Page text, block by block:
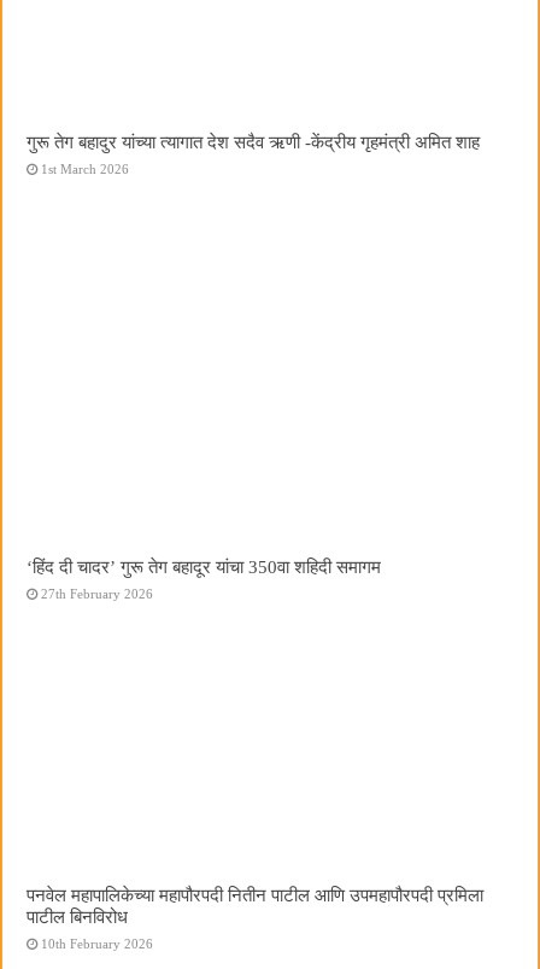
गुरू तेग बहादुर यांच्या त्यागात देश सदैव ऋणी -केंद्रीय गृहमंत्री अमित शाह
1st March 2026
‘हिंद दी चादर’ गुरू तेग बहादूर यांचा 350वा शहिदी समागम
27th February 2026
पनवेल महापालिकेच्या महापौरपदी नितीन पाटील आणि उपमहापौरपदी प्रमिला
पाटील बिनविरोध
10th February 2026